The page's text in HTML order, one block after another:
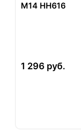
M14 HH616
1 296 руб.